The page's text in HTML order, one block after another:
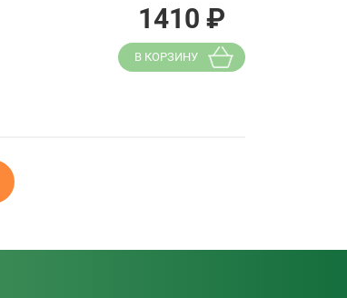
1410 ₽
В КОРЗИНУ